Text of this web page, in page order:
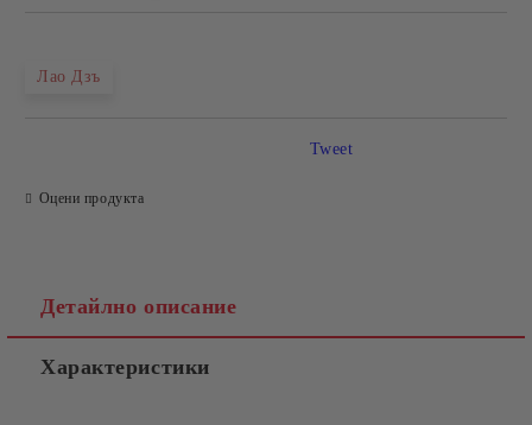
Лао Дзъ
Оцени продукта
Tweet
Детайлно описание
Характеристики